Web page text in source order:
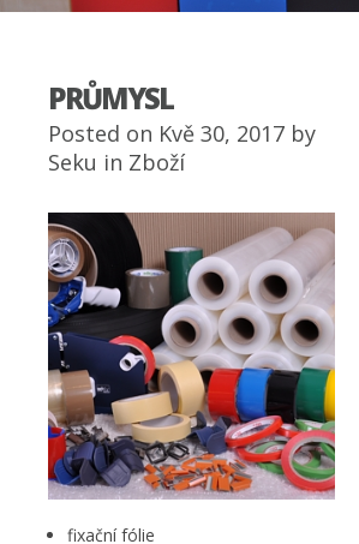
PRŮMYSL
Posted on Kvě 30, 2017 by
Seku in Zboží
fixační fólie